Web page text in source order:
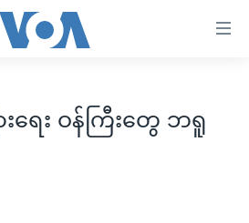
ရေး ဝန်ကြီးတွေ ဘရူ